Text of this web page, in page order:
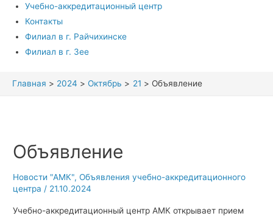
Учебно-аккредитационный центр
Контакты
Филиал в г. Райчихинске
Филиал в г. Зее
Главная 2024 Октябрь 21 Объявление
Объявление
Новости "АМК",Объявления учебно-аккредитационного
центра / 21.10.2024
Учебно-аккредитационный центр АМК открывает прием